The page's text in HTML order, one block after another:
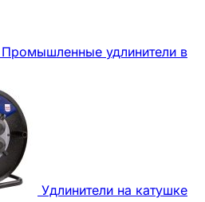
Промышленные удлинители в
Удлинители на катушке